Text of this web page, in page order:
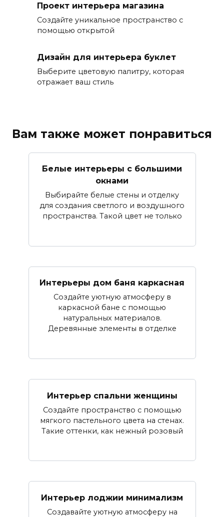
Проект интерьера магазина
Создайте уникальное пространство с
помощью открытой
Дизайн для интерьера буклет
Выберите цветовую палитру, которая
отражает ваш стиль
Вам также может понравиться
Белые интерьеры с большими
окнами
Выбирайте белые стены и отделку
для создания светлого и воздушного
пространства. Такой цвет не только
Интерьеры дом баня каркасная
Создайте уютную атмосферу в
каркасной бане с помощью
натуральных материалов.
Деревянные элементы в отделке
Интерьер спальни женщины
Создайте пространство с помощью
мягкого пастельного цвета на стенах.
Такие оттенки, как нежный розовый
Интерьер лоджии минимализм
Создавайте уютную атмосферу на